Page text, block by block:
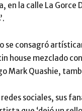
en la calle La Gorce
se consagró
house mezclado
Mark Quashie,
redes sociales, sus